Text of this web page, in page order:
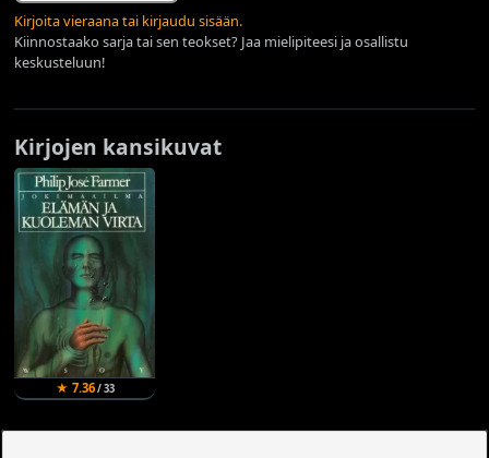
Kirjoita vieraana tai kirjaudu sisään.
Kiinnostaako sarja tai sen teokset? Jaa mielipiteesi ja osallistu
keskusteluun!
Kirjojen kansikuvat
★ 7.36/ 33